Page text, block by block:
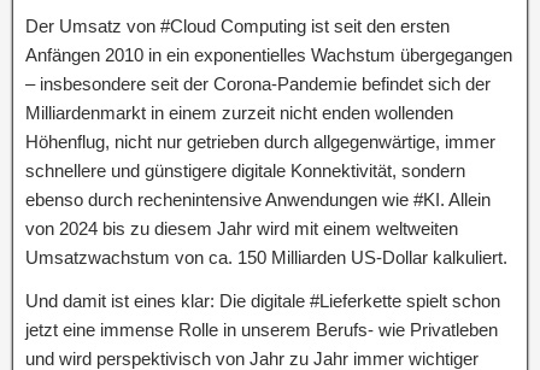
Der Umsatz von #Cloud Computing ist seit den ersten
Anfängen 2010 in ein exponentielles Wachstum übergegangen
– insbesondere seit der Corona-Pandemie befindet sich der
Milliardenmarkt in einem zurzeit nicht enden wollenden
Höhenflug, nicht nur getrieben durch allgegenwärtige, immer
schnellere und günstigere digitale Konnektivität, sondern
ebenso durch rechenintensive Anwendungen wie #KI. Allein
von 2024 bis zu diesem Jahr wird mit einem weltweiten
Umsatzwachstum von ca. 150 Milliarden US-Dollar kalkuliert.
Und damit ist eines klar: Die digitale #Lieferkette spielt schon
jetzt eine immense Rolle in unserem Berufs- wie Privatleben
und wird perspektivisch von Jahr zu Jahr immer wichtiger